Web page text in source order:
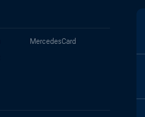
MercedesCard